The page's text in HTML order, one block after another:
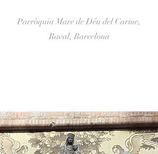
Parròquia Mare de Déu del Carme,
Raval, Barcelona